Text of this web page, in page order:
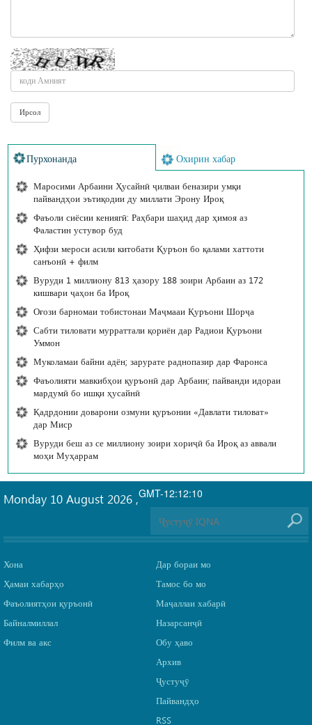
Пурхонанда Охирин хабар
Маросими Арбаини Ҳусайнӣ ҷилваи беназири умқи
пайвандҳои эътиқодии ду миллати Эрону Ироқ
Фаъоли сиёсии кениягӣ: Раҳбари шаҳид дар ҳимоя аз
Фаластин устувор буд
Ҳифзи мероси асили китобати Қуръон бо қалами хаттоти
санъонӣ + филм
Вуруди 1 миллиону 813 ҳазору 188 зоири Арбаин аз 172
кишвари ҷаҳон ба Ироқ
Оғози барномаи тобистонаи Маҷмааи Қуръони Шорҷа
Сабти тиловати мурраттали қориён дар Радиои Қуръони
Уммон
Муколамаи байни адён; зарурате раднопазир дар Фаронса
Фаъолияти мавкибҳои қуръонӣ дар Арбаин; пайванди идораи
мардумӣ бо ишқи ҳусайнӣ
Қадрдонии доварони озмуни қуръонии «Давлати тиловат»
дар Миср
Вуруди беш аз се миллиону зоири хориҷӣ ба Ироқ аз аввали
моҳи Муҳаррам
GMT-12:12:10
Monday 10 August 2026 ,
Хона
Ҳамаи хабарҳо
Фаъолиятҳои қуръонӣ
Байналмиллал
Филм ва акс
Дар бораи мо
Тамос бо мо
Маҷаллаи хабарӣ
Назарсанҷӣ
Обу ҳаво
Архив
Ҷустуҷӯ
Пайвандҳо
RSS